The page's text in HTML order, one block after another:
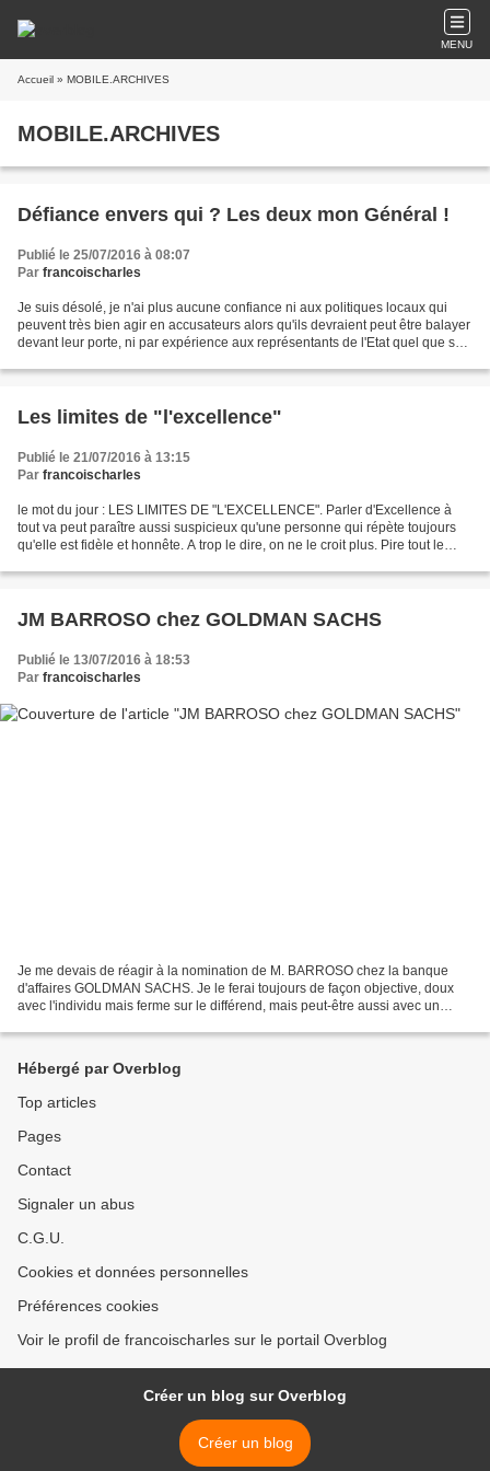
MENU
Accueil » MOBILE.ARCHIVES
MOBILE.ARCHIVES
Défiance envers qui ? Les deux mon Général !
Publié le 25/07/2016 à 08:07
Par francoischarles
Je suis désolé, je n'ai plus aucune confiance ni aux politiques locaux qui
peuvent très bien agir en accusateurs alors qu'ils devraient peut être balayer
devant leur porte, ni par expérience aux représentants de l'Etat quel que soit
Les limites de "l'excellence"
Publié le 21/07/2016 à 13:15
Par francoischarles
le mot du jour : LES LIMITES DE "L'EXCELLENCE". Parler d'Excellence à
tout va peut paraître aussi suspicieux qu'une personne qui répète toujours
qu'elle est fidèle et honnête. A trop le dire, on ne le croit plus. Pire tout le
JM BARROSO chez GOLDMAN SACHS
Publié le 13/07/2016 à 18:53
Par francoischarles
Je me devais de réagir à la nomination de M. BARROSO chez la banque
d'affaires GOLDMAN SACHS. Je le ferai toujours de façon objective, doux
avec l'individu mais ferme sur le différend, mais peut-être aussi avec un
Hébergé par Overblog
Top articles
Pages
Contact
Signaler un abus
C.G.U.
Cookies et données personnelles
Préférences cookies
Voir le profil de francoischarles sur le portail Overblog
Créer un blog sur Overblog
Créer un blog